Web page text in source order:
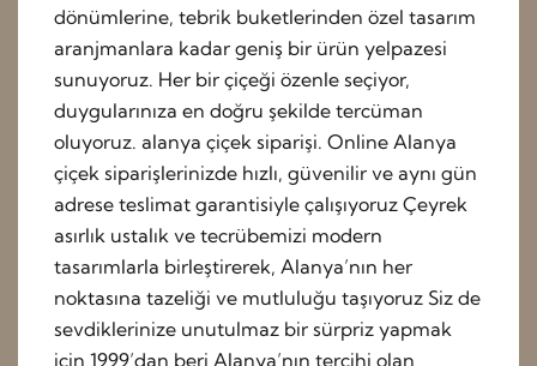
dönümlerine, tebrik buketlerinden özel tasarım
aranjmanlara kadar geniş bir ürün yelpazesi
sunuyoruz. Her bir çiçeği özenle seçiyor,
duygularınıza en doğru şekilde tercüman
oluyoruz. alanya çiçek siparişi. Online Alanya
çiçek siparişlerinizde hızlı, güvenilir ve aynı gün
adrese teslimat garantisiyle çalışıyoruz Çeyrek
asırlık ustalık ve tecrübemizi modern
tasarımlarla birleştirerek, Alanya’nın her
noktasına tazeliği ve mutluluğu taşıyoruz Siz de
sevdiklerinize unutulmaz bir sürpriz yapmak
için 1999’dan beri Alanya’nın tercihi olan